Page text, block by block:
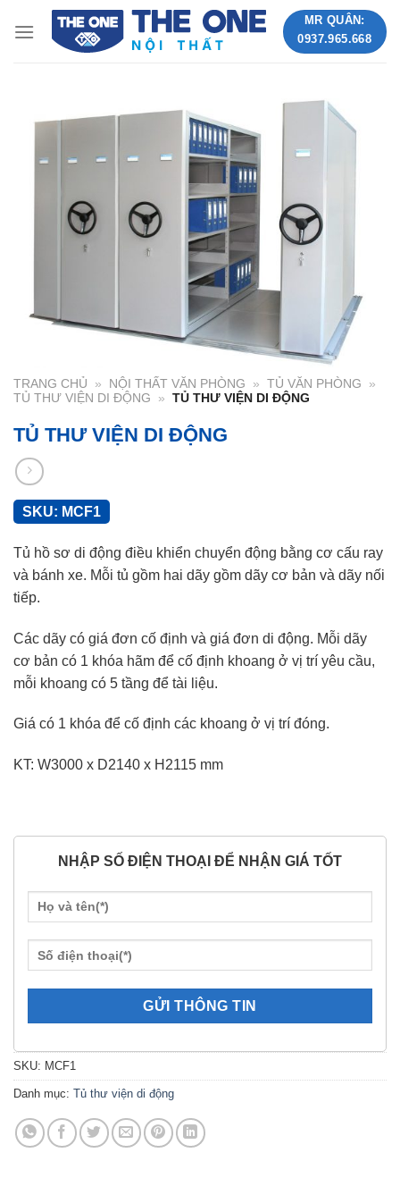
MR QUÂN:
0937.965.668
TRANG CHỦ » NỘI THẤT VĂN PHÒNG » TỦ VĂN PHÒNG
»
TỦ THƯ VIỆN DI ĐỘNG
» TỦ THƯ VIỆN DI ĐỘNG
TỦ THƯ VIỆN DI ĐỘNG
SKU: MCF1
Tủ hồ sơ di động điều khiển chuyển động bằng cơ cấu ray
và bánh xe. Mỗi tủ gồm hai dãy gồm dãy cơ bản và dãy nối
tiếp.
Các dãy có giá đơn cố định và giá đơn di động. Mỗi dãy
cơ bản có 1 khóa hãm để cố định khoang ở vị trí yêu cầu,
mỗi khoang có 5 tầng để tài liệu.
Giá có 1 khóa để cố định các khoang ở vị trí đóng.
KT: W3000 x D2140 x H2115 mm
NHẬP SỐ ĐIỆN THOẠI ĐỂ NHẬN GIÁ TỐT
SKU: MCF1
Danh mục: Tủ thư viện di động